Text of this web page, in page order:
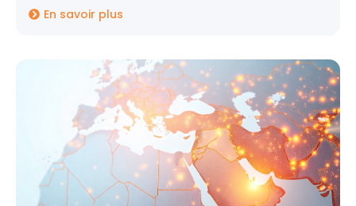
En savoir plus